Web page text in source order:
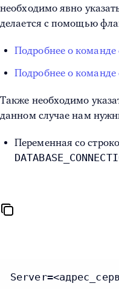
необходимо явно
делается с помощью
Подробнее о
Подробнее о
Также необходимо
данном случае нам
Переменная со